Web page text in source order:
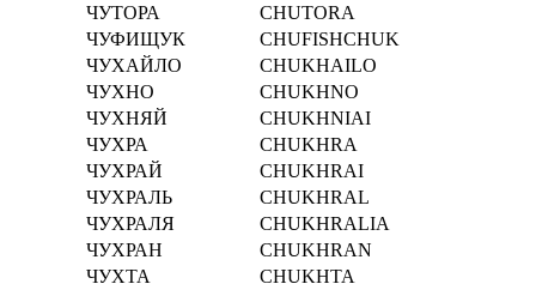
ЧУТОРА
CHUTORA
ЧУФИЩУК
CHUFISHCHUK
ЧУХАЙЛО
CHUKHAILO
ЧУХНО
CHUKHNO
ЧУХНЯЙ
CHUKHNIAI
ЧУХРА
CHUKHRA
ЧУХРАЙ
CHUKHRAI
ЧУХРАЛЬ
CHUKHRAL
ЧУХРАЛЯ
CHUKHRALIA
ЧУХРАН
CHUKHRAN
ЧУХТА
CHUKHTA